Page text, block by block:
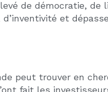
en plus conçues,
sa prééminence
la banque
ce soit par
dollarreste